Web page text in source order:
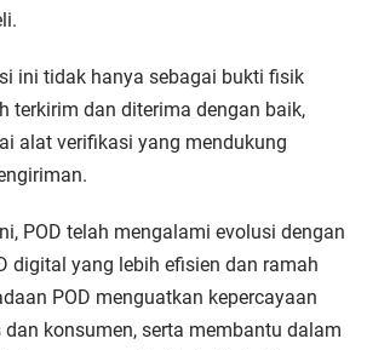
ini tidak hanya sebagai bukti fisik
terkirim dan diterima dengan baik,
alat verifikasi yang mendukung
POD telah mengalami evolusi dengan
digital yang lebih efisien dan ramah
POD menguatkan kepercayaan
konsumen, serta membantu dalam